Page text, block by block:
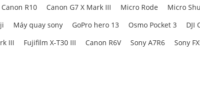
Canon R10 Canon G7 X Mark III Micro Rode Micro
Máy quay sony GoPro hero 13 Osmo Pocket 3 DJI
III Fujifilm X-T30 III Canon R6V Sony A7R6 Sony